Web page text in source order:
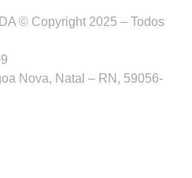
© Copyright 2025 – Todos
Nova, Natal – RN, 59056-